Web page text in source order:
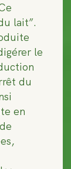
lait”.
le
du
en